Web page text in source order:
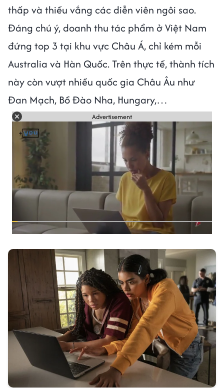
thấp và thiếu vắng các diễn viên ngôi sao.
Đáng chú ý, doanh thu tác phẩm ở Việt Nam
đứng top 3 tại khu vực Châu Á, chỉ kém mỗi
Australia và Hàn Quốc. Trên thực tế, thành tích
này còn vượt nhiều quốc gia Châu Âu như
Đan Mạch, Bồ Đào Nha, Hungary,…
Advertisement